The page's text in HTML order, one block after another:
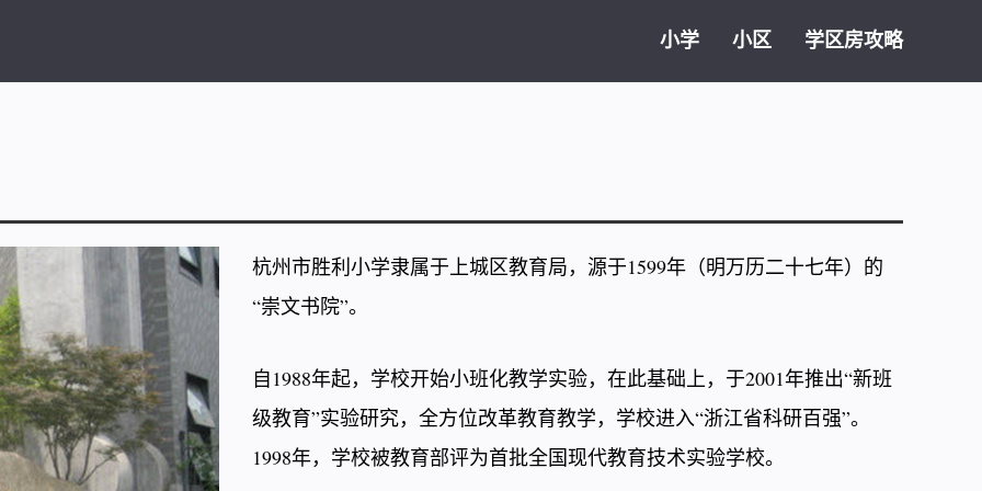
小学 小区 学区房攻略
杭州市胜利小学隶属于上城区教育局，源于1599年（明万历二十七年）的
“崇文书院”。
自1988年起，学校开始小班化教学实验，在此基础上，于2001年推出“新班
级教育”实验研究，全方位改革教育教学，学校进入“浙江省科研百强”。
1998年，学校被教育部评为首批全国现代教育技术实验学校。